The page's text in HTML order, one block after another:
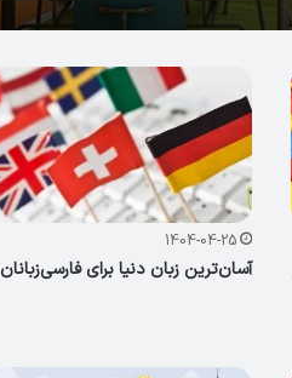
1404-04-25
آسان‌ترین زبان دنیا برای فارسی‌زبانان